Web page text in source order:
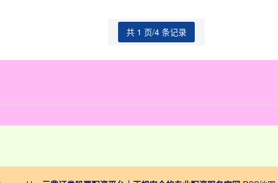
共 1 页/4 条记录